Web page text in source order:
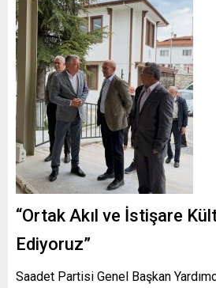
“Ortak Akıl ve İstişare
Ediyoruz”
Saadet Partisi Genel Başkan